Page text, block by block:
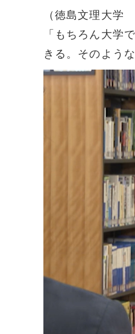
（徳島文理大学
「もちろん大学
きる。そのよう